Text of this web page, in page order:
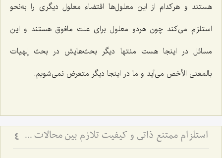
هستند و هرکدام از این معلول‌ها اقتضاء معلول دیگرى را به‌نحو
استلزام مى‌کند چون هردو معلول براى علت مافوق هستند و این
مسائل در اینجا هست منتها دیگر بحث‌هایش در بحث إلهیات
بالمعنى الأخص مى‌آید و ما در اینجا دیگر متعرض نمى‌شویم.
استلزام ممتنع ذاتی و کیفیت تلازم بین محالات - بررسی منطقی رابطه میان امور محال و تبیین تلازم‌های عقلی 4